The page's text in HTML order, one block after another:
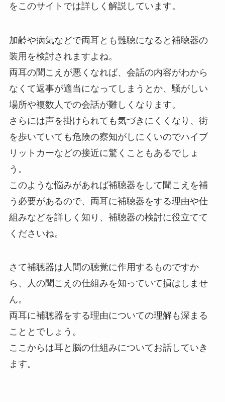
をこのサイトでは詳しく解説しています。
加齢や病気などで両耳とも難聴になると補聴器の
装用を検討されますよね。
両耳の聞こえが悪くなれば、会話の内容がわから
なくて返事が適当になってしまうとか、騒がしい
場所や複数人での会話が難しくなります。
さらには声を掛けられても気づきにくくなり、街
を歩いていても危険の察知がしにくいのでハイブ
リットカーなどの接近に驚くこともあるでしょ
う。
このような悩みがあれば補聴器をして聞こえを補
う必要があるので、両耳に補聴器をする理由や仕
組みなどを詳しく知り、補聴器の検討に役立てて
くださいね。
さて補聴器は人間の聴覚に作用するものですか
ら、人の聞こえの仕組みを知っていて損はしませ
ん。
両耳に補聴器をする理由についての理解も深まる
こととでしょう。
ここからは耳と脳の仕組みについてお話していき
ます。